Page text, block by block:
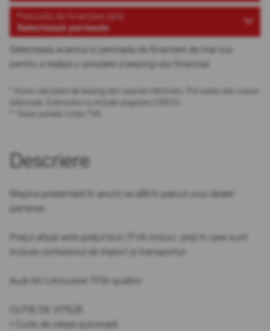
Perioada de finanțare (ani)
Selectează perioada
Selecteaza avansul si perioada de finantare de mai sus
pentru a realiza o simulare a leasing-ului financiar.
* Acest calculator de leasing are caracter informativ. Pot exista alte costuri
adiționale. Estimarea nu include asigurare CASCO.
** Toate sumele conțin TVA.
Descriere
Mașina prezentată în anunț se află în parcul unui dealer
partener.
Prețul afișat este prețul brut (TVA inclus), preț în care sunt
incluse comisionul de import și transportul.
Audi A5 Limousine TFSI quattro
• Cutie de viteze automată